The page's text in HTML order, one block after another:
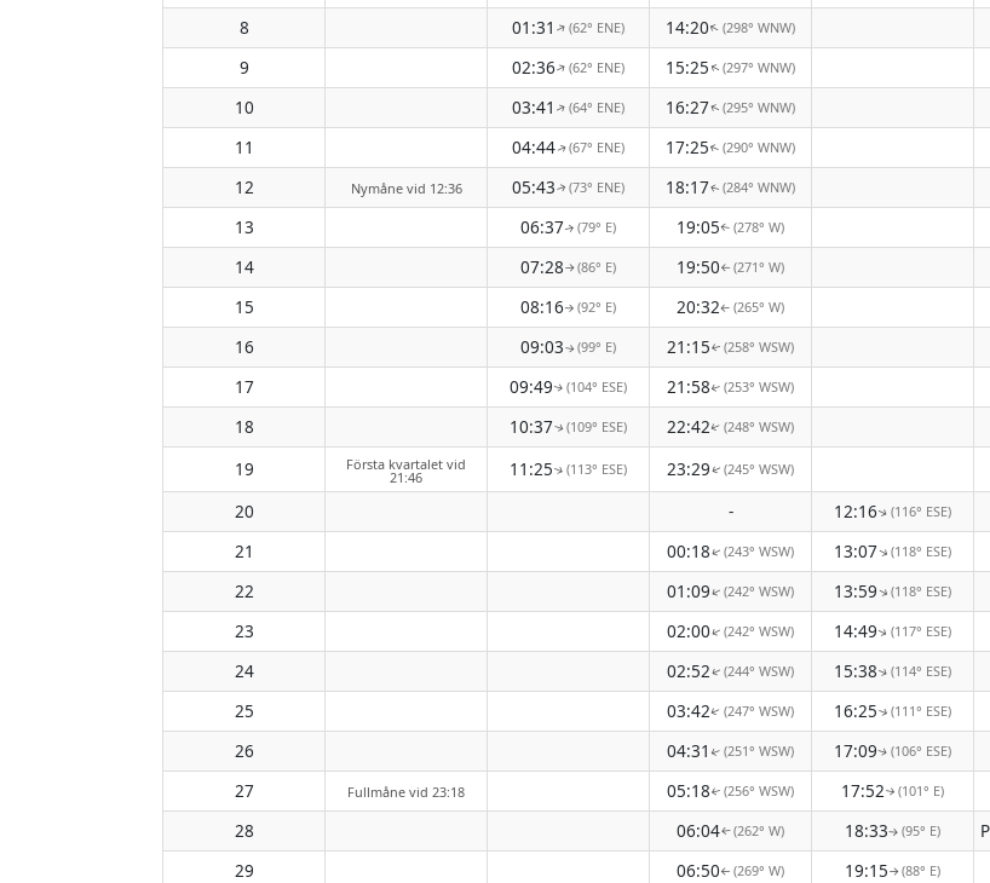
8
01:31 ↑(62° ENE) 14:20↑(298° WNW)
9
02:36↑(62° ENE) 15:25↑(297° WNW)
10
03:41 ↑(64° ENE) 16:27↑(295° WNW)
11
04:44↑(67° ENE) 17:25↑(290° WNW)
12
Nymåne vid 12:36 05:43↑(73° ENE) 18:17↑(284° WNW)
13
06:37↑(79° E) 19:05↑(278° W)
14
07:28↑(86° E) 19:50↑(271° W)
15
08:16↑(92° E) 20:32↑(265° W)
16
09:03↑(99° E) 21:15↑(258° WSW)
17
09:49↑(104° ESE) 21:58↑(253° WSW)
18
10:37↑(109° ESE) 22:42↑(248° WSW)
19
Första kvartalet vid
21:46 11:25↑(113° ESE) 23:29↑(245° WSW)
20
- 12:16↑(116° ESE)
21
00:18↑(243° WSW) 13:07↑(118° ESE)
22
01:09↑(242° WSW) 13:59↑(118° ESE)
23
02:00↑(242° WSW) 14:49↑(117° ESE)
24
02:52↑(244° WSW) 15:38↑(114° ESE)
25
03:42↑(247° WSW) 16:25↑(111° ESE)
26
04:31 ↑(251° WSW) 17:09↑(106° ESE)
27
Fullmåne vid 23:18 05:18↑(256° WSW) 17:52↑(101° E)
28
06:04↑(262° W) 18:33↑(95° E)
29
06:50↑(269° W) 19:15↑(88° E)